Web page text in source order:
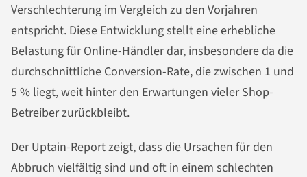
Verschlechterung im Vergleich zu den Vorjahren
entspricht. Diese Entwicklung stellt eine erhebliche
Belastung für Online-Händler dar, insbesondere da die
durchschnittliche Conversion-Rate, die zwischen 1 und
5 % liegt, weit hinter den Erwartungen vieler Shop-
Betreiber zurückbleibt.
Der Uptain-Report zeigt, dass die Ursachen für den
Abbruch vielfältig sind und oft in einem schlechten